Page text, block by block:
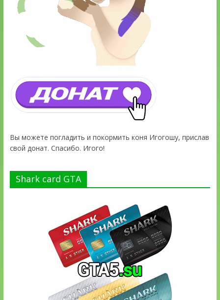
Вы можете погладить и покормить коня Игогошу, прислав
свой донат. Спасибо. Игого!
Shark card GTA